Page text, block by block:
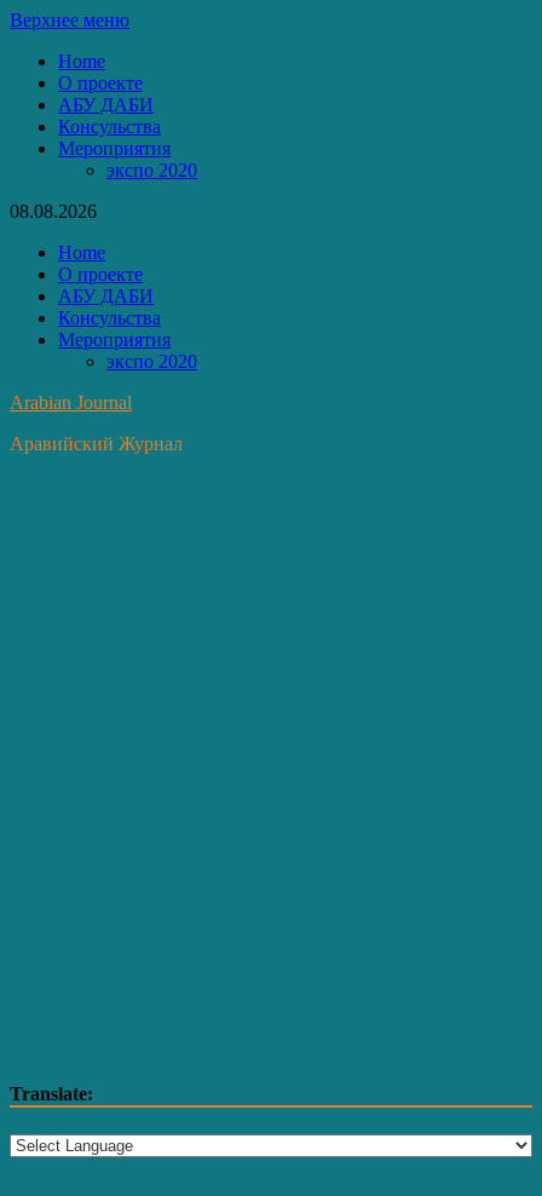
Перейти
содержимому
Верхнее меню
Home
О проекте
АБУ ДАБИ
Консульства
Мероприятия
экспо 2020
08.08.2026
Home
О проекте
АБУ ДАБИ
Консульства
Мероприятия
экспо 2020
Arabian Journal
Аравийский Журнал
Translate: